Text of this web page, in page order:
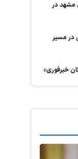
مشهد در
در مسیر
خبرفوری»